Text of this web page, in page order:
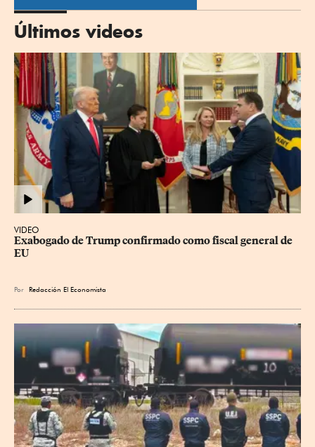
Últimos videos
VIDEO
Exabogado de Trump confirmado como fiscal general de
EU
Por Redacción El Economista